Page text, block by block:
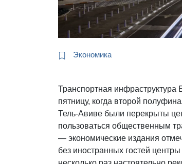
Экономика
Транспортная инфраструктура
пятницу, когда второй
Тель-Авиве были перекрыты
пользоваться общественным
— экономические издания
без иностранных гостей